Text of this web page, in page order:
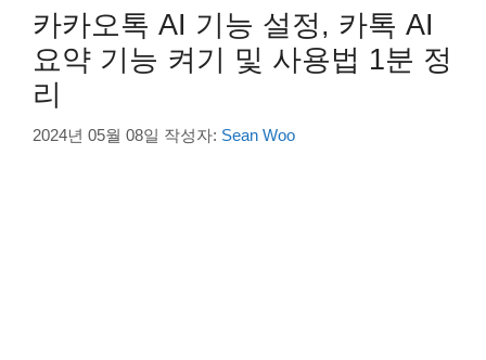
카카오톡 AI 기능 설정, 카톡 AI
요약 기능 켜기 및 사용법 1분 정
리
2024년 05월 08일 작성자: Sean Woo